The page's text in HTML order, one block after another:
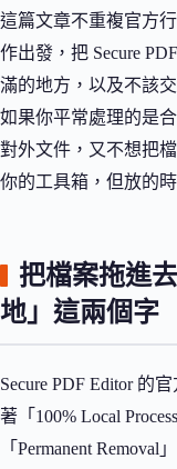
這篇文章不重複官方
作出發，把 Secure
滿的地方，以及不該
如果你平常處理的是
對外文件，又不想把
你的工具箱，但放的
把檔案拖進
地」這兩個字
Secure PDF Editor 的
著「100% Local
「Permanent